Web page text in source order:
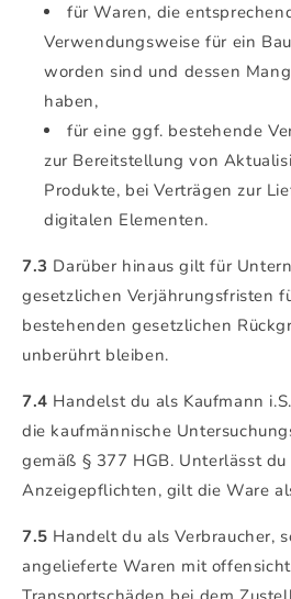
für Waren, die
Verwendungsweise für ein
worden sind und dessen
haben,
für eine ggf. bestehende
zur Bereitstellung von
Produkte, bei Verträgen zur
digitalen Elementen.
7.3 Darüber hinaus gilt für
gesetzlichen Verjährungsfristen
bestehenden gesetzlichen
unberührt bleiben.
7.4 Handelst du als Kaufmann
die kaufmännische
gemäß § 377 HGB. Unterlässt
Anzeigepflichten, gilt die Ware
7.5 Handelt du als Verbraucher,
angelieferte Waren mit